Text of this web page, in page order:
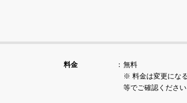
料金
無料
※ 料金は変更にな
等でご確認ください